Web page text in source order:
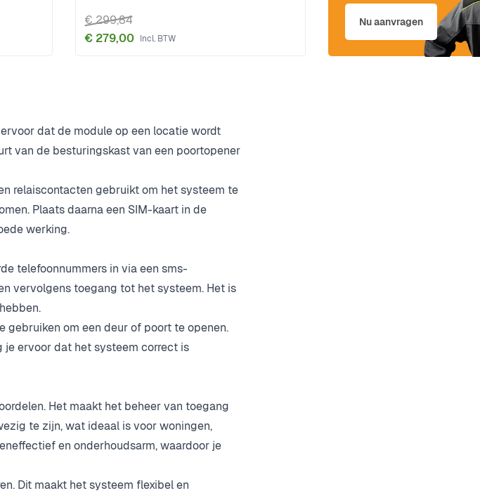
€ 279,00
€ 299,84 Nu aanvragen
dat de module op een locatie wordt
van de besturingskast van een poortopener
relaiscontacten gebruikt om het systeem te
Plaats daarna een SIM-kaart in de
werking.
telefoonnummers in via een sms-
vervolgens toegang tot het systeem. Het is
om een deur of poort te openen.
je ervoor dat het systeem correct is
Het maakt het beheer van toegang
te zijn, wat ideaal is voor woningen,
en onderhoudsarm, waardoor je
Dit maakt het systeem flexibel en